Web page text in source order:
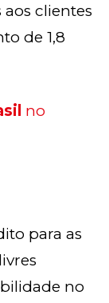
aos clientes
de 1,8
no
para as
no